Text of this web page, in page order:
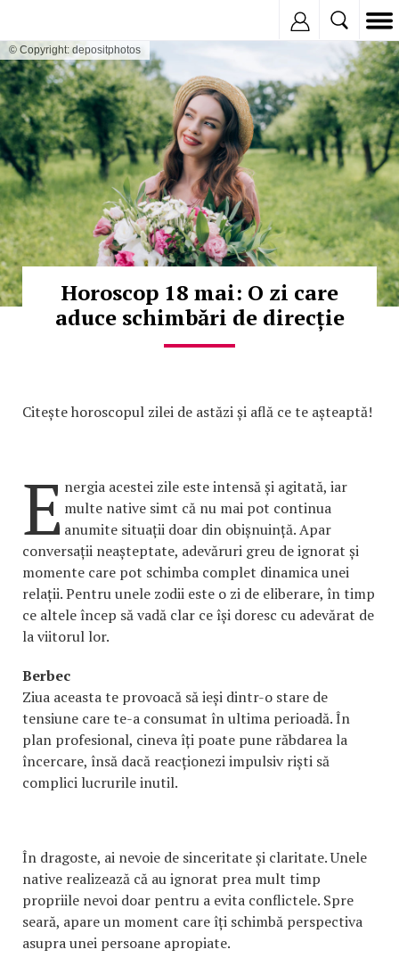
© Copyright: depositphotos
Horoscop 18 mai: O zi care
aduce schimbări de direcție
Citește horoscopul zilei de astăzi și află ce te așteaptă!
E nergia acestei zile este intensă și agitată, iar
multe native simt că nu mai pot continua
anumite situații doar din obișnuință. Apar
conversații neașteptate, adevăruri greu de ignorat și
momente care pot schimba complet dinamica unei
relații. Pentru unele zodii este o zi de eliberare, în timp
ce altele încep să vadă clar ce își doresc cu adevărat de
la viitorul lor.
Berbec
Ziua aceasta te provoacă să ieși dintr-o stare de
tensiune care te-a consumat în ultima perioadă. În
plan profesional, cineva îți poate pune răbdarea la
încercare, însă dacă reacționezi impulsiv riști să
complici lucrurile inutil.
În dragoste, ai nevoie de sinceritate și claritate. Unele
native realizează că au ignorat prea mult timp
propriile nevoi doar pentru a evita conflictele. Spre
seară, apare un moment care îți schimbă perspectiva
asupra unei persoane apropiate.